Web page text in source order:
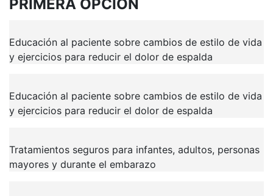
PRIMERA OPCIÓN
Educación al paciente sobre cambios de estilo de vida
y ejercicios para reducir el dolor de espalda
Educación al paciente sobre cambios de estilo de vida
y ejercicios para reducir el dolor de espalda
Tratamientos seguros para infantes, adultos, personas
mayores y durante el embarazo